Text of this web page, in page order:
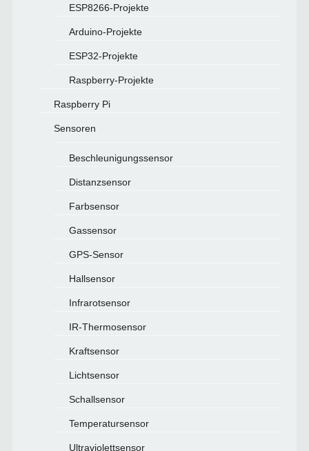
ESP8266-Projekte
Arduino-Projekte
ESP32-Projekte
Raspberry-Projekte
Raspberry Pi
Sensoren
Beschleunigungssensor
Distanzsensor
Farbsensor
Gassensor
GPS-Sensor
Hallsensor
Infrarotsensor
IR-Thermosensor
Kraftsensor
Lichtsensor
Schallsensor
Temperatursensor
Ultraviolettsensor